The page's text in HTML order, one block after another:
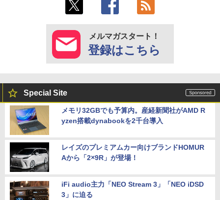
メルマガスタート！
登録はこちら
Special Site
メモリ32GBでも予算内。産経新聞社がAMD R
yzen搭載dynabookを2千台導入
レイズのプレミアムカー向けブランドHOMUR
Aから「2×9R」が登場！
iFi audio主力「NEO Stream 3」「NEO iDSD
3」に迫る